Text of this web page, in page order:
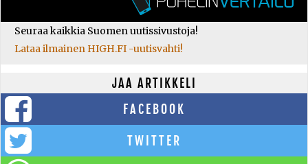
Seuraa kaikkia Suomen uutissivustoja!
Lataa ilmainen HIGH.FI -uutisvahti!
JAA ARTIKKELI
FACEBOOK
TWITTER